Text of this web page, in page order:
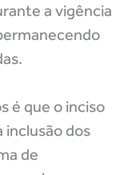
a vigência
é que o inciso
inclusão dos
de